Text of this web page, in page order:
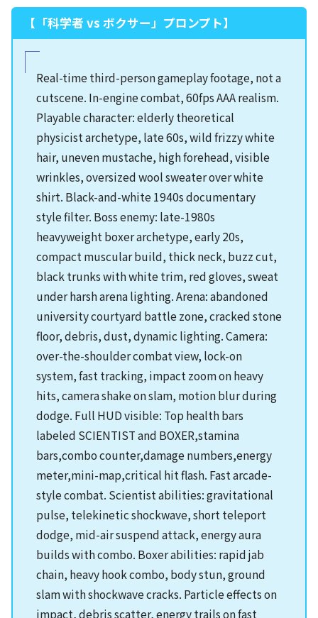
【「科学者 vs ボクサー」プロンプト】
Real-time third-person gameplay footage, not a
cutscene. In-engine combat, 60fps AAA realism.
Playable character: elderly theoretical
physicist archetype, late 60s, wild frizzy white
hair, uneven mustache, high forehead, visible
wrinkles, oversized wool sweater over white
shirt. Black-and-white 1940s documentary
style filter. Boss enemy: late-1980s
heavyweight boxer archetype, early 20s,
compact muscular build, thick neck, buzz cut,
black trunks with white trim, red gloves, sweat
under harsh arena lighting. Arena: abandoned
university courtyard battle zone, cracked stone
floor, debris, dust, dynamic lighting. Camera:
over-the-shoulder combat view, lock-on
system, fast tracking, impact zoom on heavy
hits, camera shake on slam, motion blur during
dodge. Full HUD visible: Top health bars
labeled SCIENTIST and BOXER,stamina
bars,combo counter,damage numbers,energy
meter,mini-map,critical hit flash. Fast arcade-
style combat. Scientist abilities: gravitational
pulse, telekinetic shockwave, short teleport
dodge, mid-air suspend attack, energy aura
builds with combo. Boxer abilities: rapid jab
chain, heavy hook combo, body stun, ground
slam with shockwave cracks. Particle effects on
impact, debris scatter, energy trails on fast